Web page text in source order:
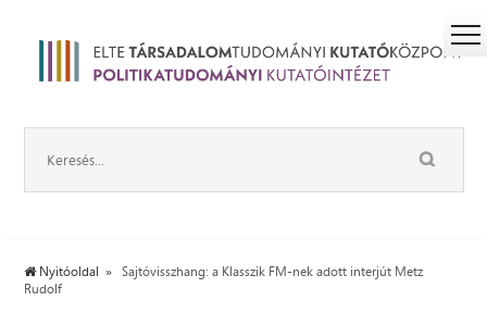
Nyitóoldal
Sajtóvisszhang: a Klasszik FM-nek adott interjút Metz
Rudolf